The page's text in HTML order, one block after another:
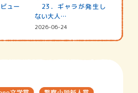
ュー
23．ギャラが発生し
ない大人…
2026-06-24